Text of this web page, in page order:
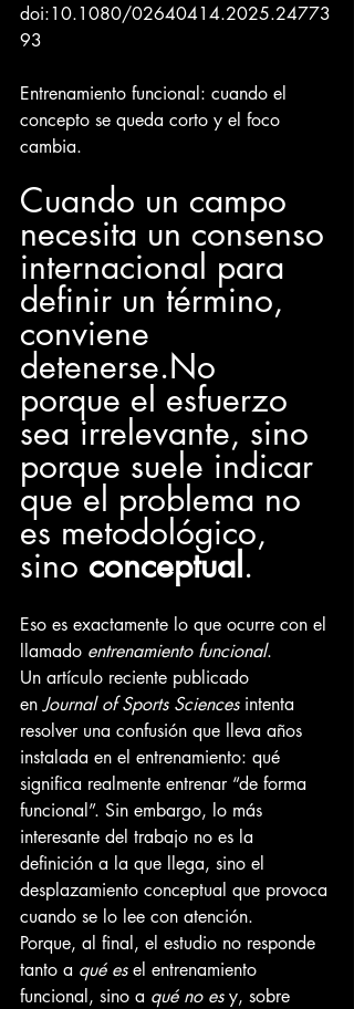
doi:10.1080/02640414.2025.24773
93
Entrenamiento funcional: cuando el
concepto se queda corto y el foco
cambia.
Cuando un campo
necesita un consenso
internacional para
definir un término,
conviene
detenerse.No
porque el esfuerzo
sea irrelevante, sino
porque suele indicar
que el problema no
es metodológico,
sino conceptual .
Eso es exactamente lo que ocurre con el
llamado entrenamiento funcional.
Un artículo reciente publicado
en Journal of Sports Sciences intenta
resolver una confusión que lleva años
instalada en el entrenamiento: qué
significa realmente entrenar “de forma
funcional”. Sin embargo, lo más
interesante del trabajo no es la
definición a la que llega, sino el
desplazamiento conceptual que provoca
cuando se lo lee con atención.
Porque, al final, el estudio no responde
tanto a qué es el entrenamiento
funcional, sino a qué no es y, sobre